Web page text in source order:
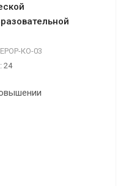
КО-03
24